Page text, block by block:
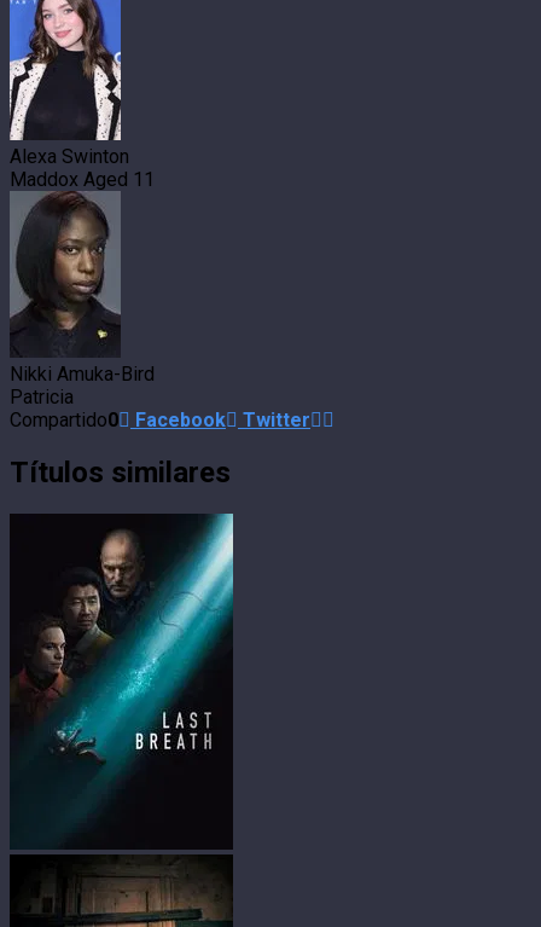
Alexa Swinton
Maddox Aged 11
Nikki Amuka-Bird
Patricia
Compartido0 Facebook Twitter
Títulos similares